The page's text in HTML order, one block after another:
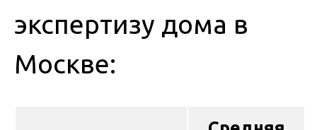
экспертизу дома в
Москве: